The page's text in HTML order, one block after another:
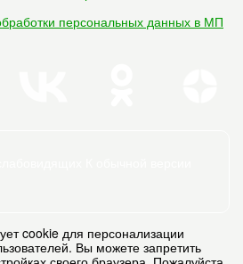
персональных данных в МП
cookie для персонализации
Вы можете запретить